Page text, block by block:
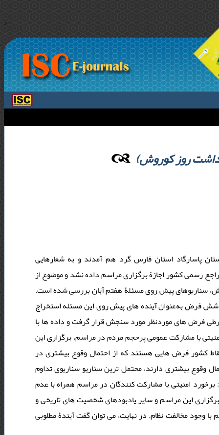
>
روز کوروش)
در شهرستان پاسارگاد استان فارس گرد هم آمدند و به شعارهایی
از سال 1396 به بعد، با مداخلۀ مراجع رسمی کشور اجازۀ برگزاری مراسم داده نشد و موضوع از
سناریوهای پیش روی مسئلۀ هفتم آبان بررسی شده است.
شش فرض به‌عنوان آینده های پیش روی این مسئله استخراج
فرض های موردنظر مورد سنجش قرار گرفت و داده ها با
با مشارکت عمومی پرحجم مردم در مراسم، برگزاری این
کشور فرض هایی هستند که از احتمال وقوع بیشتری در
وقوع بیشتری دارند، محتمل ترین سناریو سناریوی تداوم
امنیتی با مشارکت ‌کنندگان در مراسم همراه با عدم
این مراسم و سایر یادبودهای شخصیت ‌های تاریخی و
وجود مخالفت نظام. در نهایت، می توان گفت آیندۀ مطلوبی